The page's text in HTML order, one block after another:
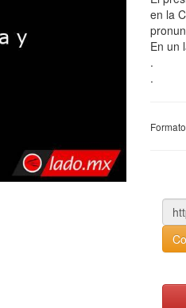
en la
En un
.
.